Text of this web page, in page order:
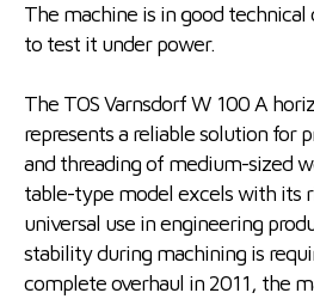
The machine is in good
to test it under power.
The TOS Varnsdorf W 100 A
represents a reliable solution for
and threading of medium-sized
table-type model excels with its
universal use in engineering
stability during machining is
complete overhaul in 2011, the